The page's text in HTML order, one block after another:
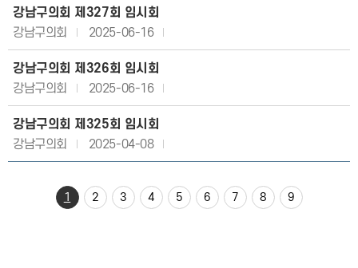
강남구의회 제327회 임시회
강남구의회
2025-06-16
강남구의회 제326회 임시회
강남구의회
2025-06-16
강남구의회 제325회 임시회
강남구의회
2025-04-08
1 2 3 4 5 6 7 8 9